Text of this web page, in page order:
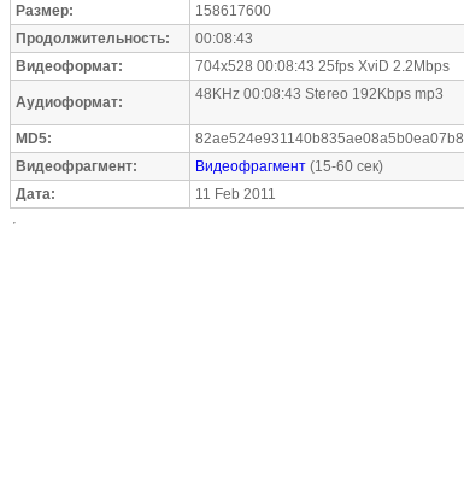
Размер:
158617600
Продолжительность:
00:08:43
Видеоформат:
704x528 00:08:43 25fps XviD 2.2Mbps
Аудиоформат: 48KHz 00:08:43 Stereo 192Kbps mp3
MD5:
82ae524e931140b835ae08a5b0ea07b8
Видеофрагмент:
Видеофрагмент (15-60 сек)
Дата:
11 Feb 2011